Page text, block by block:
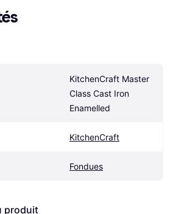
KitchenCraft Master
Class Cast Iron
Enamelled
KitchenCraft
Fondues
produit